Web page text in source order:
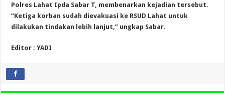
Polres Lahat Ipda Sabar T, membenarkan kejadian tersebut.
“Ketiga korban sudah dievakuasi ke RSUD Lahat untuk
dilakukan tindakan lebih lanjut,” ungkap Sabar.
Editor : YADI